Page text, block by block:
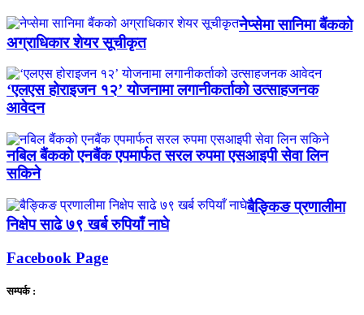
नेप्सेमा सानिमा बैंकको
अग्राधिकार शेयर सूचीकृत
‘एलएस होराइजन १२’ योजनामा लगानीकर्ताको उत्साहजनक
आवेदन
नबिल बैंकको एनबैंक एपमार्फत सरल रुपमा एसआइपी सेवा लिन
सकिने
बैङ्किङ प्रणालीमा
निक्षेप साढे ७९ खर्ब रुपियाँ नाघे
Facebook Page
सम्पर्क :